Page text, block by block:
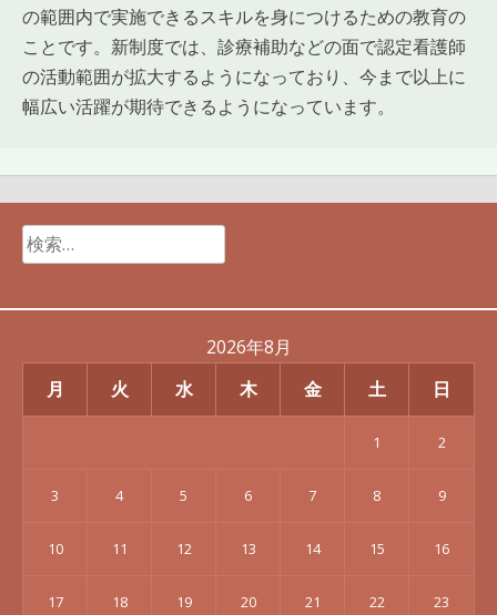
の範囲内で実施できるスキルを身につけるための教育の
ことです。新制度では、診療補助などの面で認定看護師
の活動範囲が拡大するようになっており、今まで以上に
幅広い活躍が期待できるようになっています。
検
索:
2026年8月
月
火 水 木 金 土 日
1 2
3 4 5 6 7 8 9
10 11 12 13 14 15 16
17 18 19 20 21 22 23